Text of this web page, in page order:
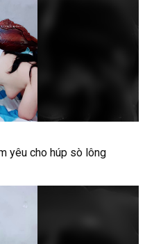
yêu cho húp sò lông